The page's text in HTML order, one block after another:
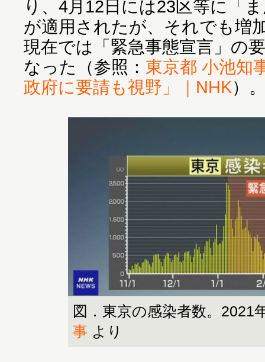
り、4月12日には23区等に「
が適用されたが、それでも増
現在では「緊急事態宣言」の
なった（参照： 東京都 小池知
政府に要請も視野」｜NHK）
図．東京の感染者数。2021
事 より